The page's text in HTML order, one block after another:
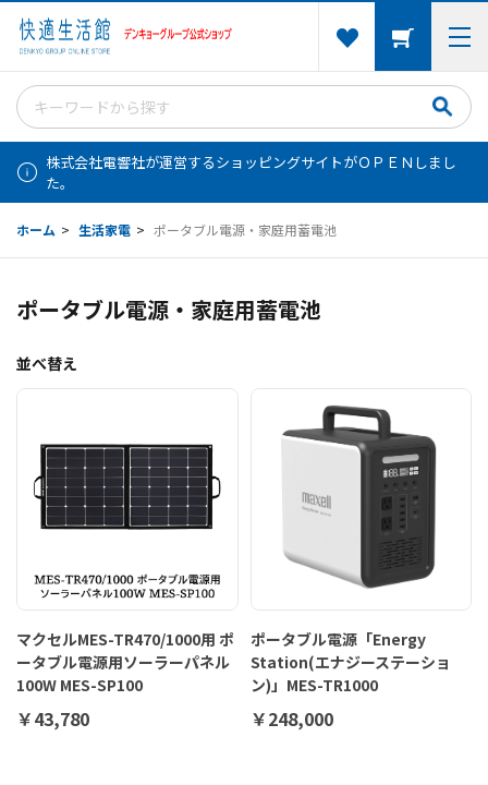
株式会社電響社が運営するショッピングサイトがＯＰＥＮしまし
た。
ホーム > 生活家電 > ポータブル電源・家庭用蓄電池
ポータブル電源・家庭用蓄電池
並べ替え
マクセルMES-TR470/1000用 ポ
ータブル電源用ソーラーパネル
100W MES-SP100
￥43,780
ポータブル電源「Energy
Station(エナジーステーショ
ン)」MES-TR1000
￥248,000